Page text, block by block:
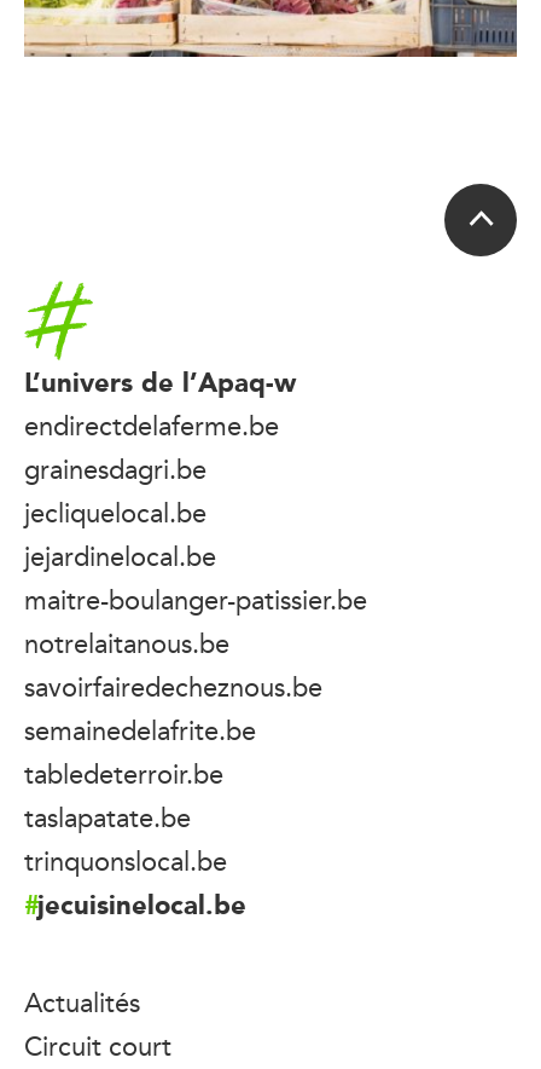
Accueil
L’univers de l’Apaq-w
endirectdelaferme.be
grainesdagri.be
jecliquelocal.be
jejardinelocal.be
maitre-boulanger-patissier.be
notrelaitanous.be
savoirfairedecheznous.be
semainedelafrite.be
tabledeterroir.be
taslapatate.be
trinquonslocal.be
jecuisinelocal.be
Actualités
Circuit court